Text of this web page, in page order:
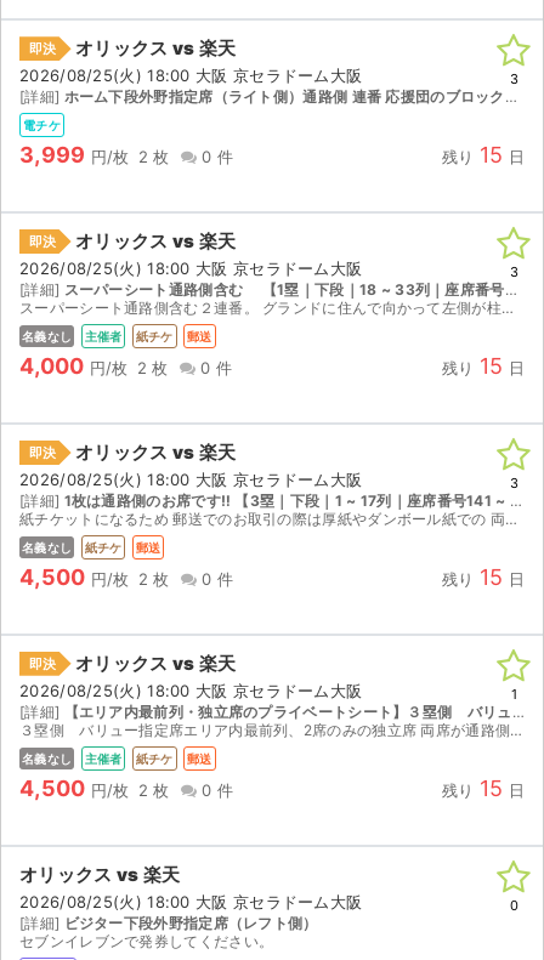
即決 オリックス vs 楽天
2026/08/25(火) 18:00 大阪 京セラドーム大阪
[詳細] ホーム下段外野指定席（ライト側）通路側 連番 応援団のブロックです 【1塁｜下段｜18 ~ 33列｜座席番号561 ~ 620】
電チケ
3,999 円/枚 2 枚 0 件 残り 15 日
3
即決 オリックス vs 楽天
2026/08/25(火) 18:00 大阪 京セラドーム大阪
[詳細] スーパーシート通路側含む 【1塁｜下段｜18 ~ 33列｜座席番号141 ~ 160】
スーパーシート通路側含む２連番。 グランドに住んで向かって左側が柱、 右側は通路になっております。 2席単独のシートになっておりますので 出入りのストレスが全くなく、 トイレ売店もすぐ近くにあり...
名義なし 主催者 紙チケ 郵送
4,000 円/枚 2 枚 0 件 残り 15 日
3
即決 オリックス vs 楽天
2026/08/25(火) 18:00 大阪 京セラドーム大阪
[詳細] 1枚は通路側のお席です‼︎ 【3塁｜下段｜1 ~ 17列｜座席番号141 ~ 160】
紙チケットになるため 郵送でのお取引の際は厚紙やダンボール紙での 両面補強をしてからopp袋に入れて クッション封筒に入れて梱包いたします。 簡易書留にて発送させていただきます。 発送後追跡番号...
名義なし 紙チケ 郵送
4,500 円/枚 2 枚 0 件 残り 15 日
3
即決 オリックス vs 楽天
2026/08/25(火) 18:00 大阪 京セラドーム大阪
[詳細]
【エリア内最前列・独立席のプライベートシート】３塁側 バリュー指定席 D列〜N列（エリア内最前列） 301番〜382番内 通路側2連番
３塁側 バリュー指定席エリア内最前列、2席のみの独立席 両席が通路側の為、ノンストレスなご観戦かつ他人を気にすることなくプライベート空間にてお楽しみ頂けます。 一般未発売のシーズンシ...
名義なし 主催者 紙チケ 郵送
4,500 円/枚 2 枚 0 件 残り 15 日
1
オリックス vs 楽天
2026/08/25(火) 18:00 大阪 京セラドーム大阪
[詳細] ビジター下段外野指定席（レフト側）
セブンイレブンで発券してください。
0